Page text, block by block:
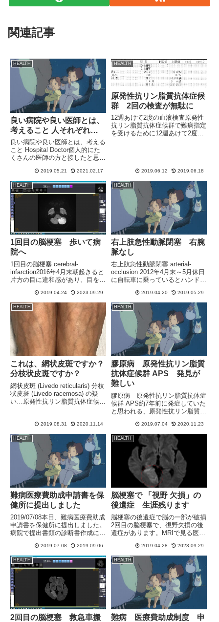
関連記事
HEALTH
良い病院や良い医師とは、
考えること 人それぞれ…
良い病院や良い医師とは、考える
こと Hospital Doctor個人的にた
くさんの医師の方と接したと思っ
た医師と仕事上で接した医師な
ど、かなり多くの医師と接してき
ました。また、レセプト設定や電
子カルテ・電子機...
2019.05.21 2021.02.17
HEALTH
原発性抗リン脂質抗体症候
群 2回の検査が無駄に
12週あけて2度の血液検査原発性
抗リン脂質抗体症候群で難病指定
を受けるために12週あけて2度の
件が不足していると言われ。...
2019.06.12 2019.06.18
HEALTH
1回目の脳梗塞 歩いて病
院へ
1回目の脳梗塞 cerebral-
infarction2016年4月末朝起きると
片方の目に違和感があり、目を何
した。鏡を見ても何も変化はな
く、そのまま仕事に出勤しました
が、夜になり激しい吐き気があ
り、それから2...
2019.04.24 2023.09.29
HEALTH
右上肢急性動脈閉塞 右腕
脈なし
右上肢急性動脈閉塞 arterial-
occlusion 2012年4月末～5月休日
に自転車に乗っているとハンドル
ら真っ白になっている。本当にマ
ネキンのような白でした。（レイ
ノー現象のような感じです）しば
らくす...
2019.04.20 2019.05.29
HEALTH
これは、網状皮斑ですか？
分枝状皮斑ですか？
網状皮斑 (Livedo reticularis) 分枝
状皮斑 (Livedo racemosa) の疑
い…原発性抗リン脂質抗体症候群
2016年の冬から足の指と足裏の
状態が悪く、歩行...
2019.08.31 2020.11.14
HEALTH
膠原病 原発性抗リン脂質
抗体症候群 APS 発見が
難しい
膠原病 原発性抗リン脂質抗体症
候群 APS約7年前に発症していた
と思われる、原発性抗リン脂質抗
者によると、とても分かりにく
い、発見しにくいらしい…今回、
判明したのは「運がいい」と考え
たほうが良いようです。若い女...
2019.07.04 2020.11.23
HEALTH
難病医療費助成申請書を保
健所に提出しました
2019/07/08本日、難病医療費助成
申請書を保健所に提出しました。
病院で提出書類の診断書作成に3
ました。その書類をみると、びっ
くり、普通の会社なら1～2日で
作成するような書類でした。個人
的には、正直半日で作...
2019.07.08 2019.09.06
HEALTH
脳梗塞で 「視野 欠損」の
後遺症 生涯残ります
脳梗塞の後遺症で脳の一部が破損
2回目の脳梗塞で、視野欠損の後
遺症があります。MRIで見る医師
がかなりあると思われます。しっ
かりと検査して正しく判断するこ
とが望ましいと思います。医師は
軽率な判断をしないでほしい…...
2019.04.28 2023.09.29
HEALTH
2回目の脳梗塞 救急車搬
HEALTH
難病 医療費助成制度 申